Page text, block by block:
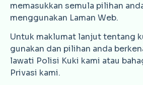
memasukkan semula pilihan
menggunakan Laman Web.
Untuk maklumat lanjut tentang
gunakan dan pilihan anda
lawati Polisi Kuki kami atau
Privasi kami.